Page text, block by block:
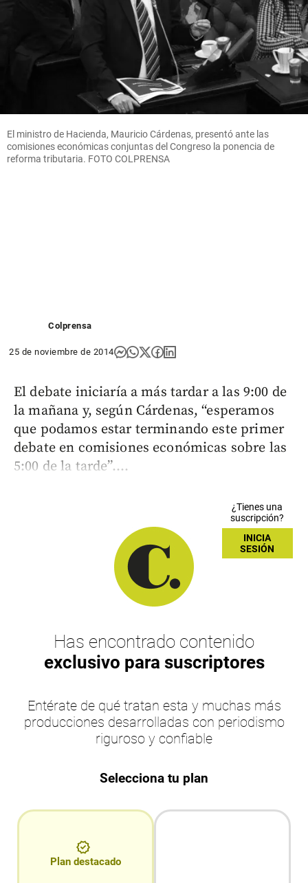
El ministro de Hacienda, Mauricio Cárdenas, presentó ante las
comisiones económicas conjuntas del Congreso la ponencia de
reforma tributaria. FOTO COLPRENSA
Colprensa
25 de noviembre de 2014
El debate iniciaría a más tardar a las 9:00 de
la mañana y, según Cárdenas, “esperamos
que podamos estar terminando este primer
debate en comisiones económicas sobre las
5:00 de la tarde”....
¿Tienes una
suscripción?
INICIA
SESIÓN
Has encontrado contenido
exclusivo para suscriptores
Entérate de qué tratan esta y muchas más
producciones desarrolladas con periodismo
riguroso y confiable
Selecciona tu plan
Plan destacado